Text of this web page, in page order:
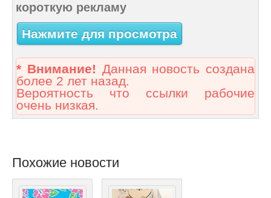
короткую рекламу
Нажмите для просмотра
* Внимание! Данная новость создана
более 2 лет назад.
Вероятность что ссылки рабочие
очень низкая.
Похожие новости